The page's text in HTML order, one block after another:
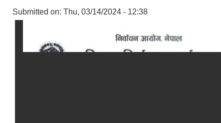
Submitted on: Thu, 03/14/2024 - 12:38